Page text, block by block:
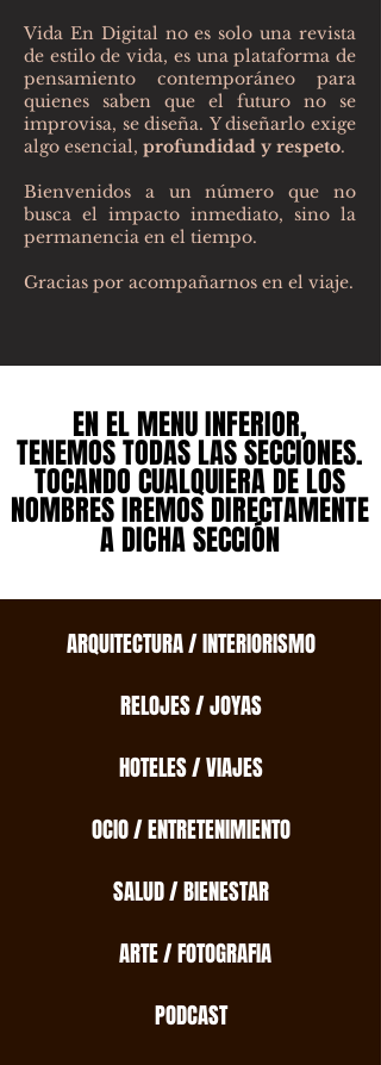
Vida En Digital no es solo una revista
de estilo de vida, es una plataforma de
pensamiento contemporáneo para
quienes saben que el futuro no se
improvisa, se diseña. Y diseñarlo exige
algo esencial, profundidad y respeto.
Bienvenidos a un número que no
busca el impacto inmediato, sino la
permanencia en el tiempo.
Gracias por acompañarnos en el viaje.
EN EL MENU INFERIOR,
TENEMOS TODAS LAS SECCIONES.
TOCANDO CUALQUIERA DE LOS
NOMBRES IREMOS DIRECTAMENTE
A DICHA SECCIÓN
EN EL MENU INFERIOR,
TENEMOS TODAS LAS SECCIONES.
TOCANDO CUALQUIERA DE LOS
NOMBRES IREMOS DIRECTAMENTE
A DICHA SECCIÓN
ARQUITECTURA / INTERIORISMO
RELOJES / JOYAS
HOTELES / VIAJES
OCIO / ENTRETENIMIENTO
SALUD / BIENESTAR
ARTE / FOTOGRAFIA
PODCAST